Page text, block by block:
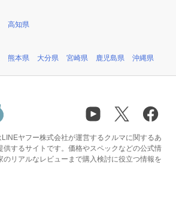
高知県
熊本県 大分県 宮崎県 鹿児島県 沖縄県
ヤフー株式会社が運営するクルマに関するあ
供するサイトです。価格やスペックなどの公式情
のリアルなレビューまで購入検討に役立つ情報を